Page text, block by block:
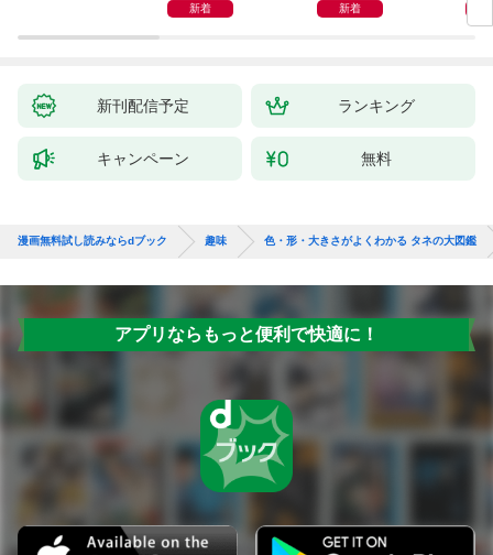
新着 新着
新刊配信予定 ランキング
キャンペーン 無料
漫画無料試し読みならdブック 趣味 色・形・大きさがよくわかる タネの大図鑑
アプリならもっと便利で快適に！